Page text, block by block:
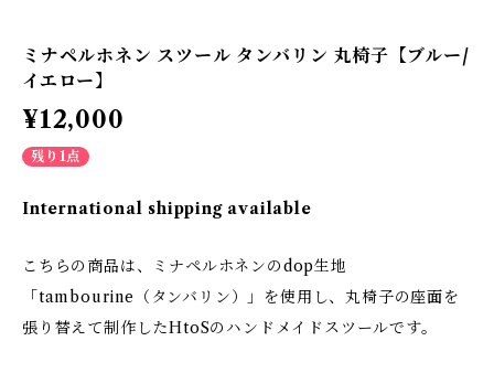
ミナペルホネン スツール タンバリン 丸椅子【ブルー/
イエロー】
¥12,000
残り1点
International shipping available
こちらの商品は、ミナペルホネンのdop生地
「tambourine（タンバリン）」を使用し、丸椅子の座面を
張り替えて制作したHtoSのハンドメイドスツールです。